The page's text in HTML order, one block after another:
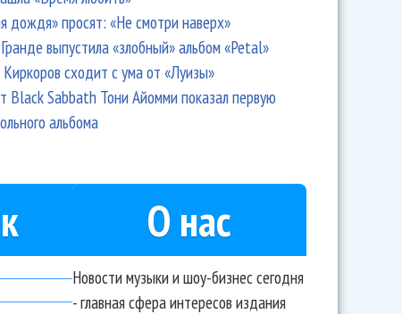
дождя» просят: «Не смотри наверх»
выпустила «злобный» альбом «Petal»
сходит с ума от «Луизы»
Black Sabbath Тони Айомми показал первую
альбома
О нас
Новости музыки и шоу-бизнес сегодня
- главная сфера интересов издания